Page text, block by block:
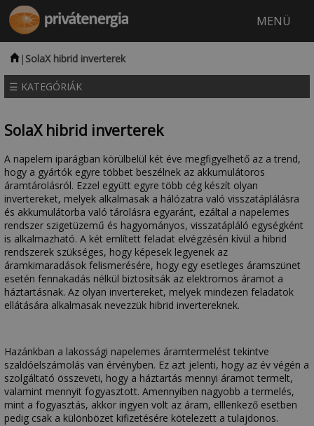
MENÜ
| SolaX hibrid inverterek
SolaX hibrid inverterek
A napelem iparágban körülbelül két éve megfigyelhető az a trend,
hogy a gyártók egyre többet beszélnek az akkumulátoros
áramtárolásról. Ezzel együtt egyre több cég készít olyan
invertereket, melyek alkalmasak a hálózatra való visszatáplálásra
és akkumulátorba való tárolásra egyaránt, ezáltal a napelemes
rendszer szigetüzemű és hagyományos, visszatápláló egységként
is alkalmazható. A két említett feladat elvégzésén kívül a hibrid
rendszerek szükséges, hogy képesek legyenek az
áramkimaradások felismerésére, hogy egy esetleges áramszünet
esetén fennakadás nélkül biztosítsák az elektromos áramot a
háztartásnak. Az olyan invertereket, melyek mindezen feladatok
ellátására alkalmasak nevezzük hibrid invertereknek.
Hazánkban a lakossági napelemes áramtermelést tekintve
szaldóelszámolás van érvényben. Ez azt jelenti, hogy az év végén a
szolgáltató összeveti, hogy a háztartás mennyi áramot termelt,
valamint mennyit fogyasztott. Amennyiben nagyobb a termelés,
mint a fogyasztás, akkor ingyen volt az áram, elllenkező esetben
pedig csak a különbözet kifizetésére kötelezett a tulajdonos.
☰ KATEGÓRIÁK
NAPELEM
INFRAFŰTÉS
ELEKTROMOS PADLÓFŰTÉS
HŰTŐ-FŰTŐ KLÍMA